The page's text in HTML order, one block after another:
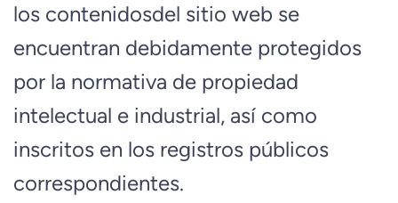
los contenidosdel sitio web se
encuentran debidamente protegidos
por la normativa de propiedad
intelectual e industrial, así como
inscritos en los registros públicos
correspondientes.